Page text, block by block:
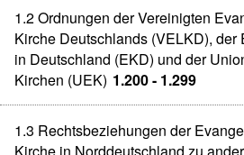
1.2 Ordnungen der Vereinigten
Kirche Deutschlands (VELKD),
in Deutschland (EKD) und der
Kirchen (UEK) 1.200 - 1.299
1.3 Rechtsbeziehungen der